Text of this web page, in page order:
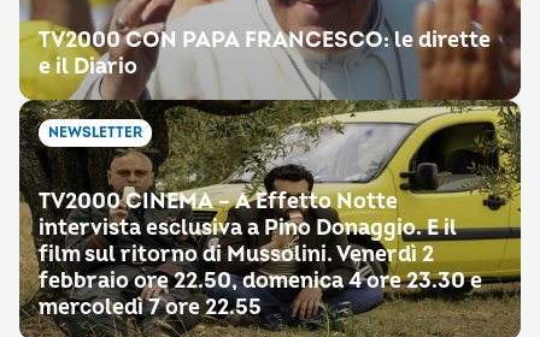
TV2000 CON PAPA FRANCESCO: le dirette
e il Diario
NEWSLETTER
TV2000 CINEMA – A Effetto Notte
intervista esclusiva a Pino Donaggio. E il
film sul ritorno di Mussolini. Venerdì 2
febbraio ore 22.50, domenica 4 ore 23.30 e
mercoledì 7 ore 22.55